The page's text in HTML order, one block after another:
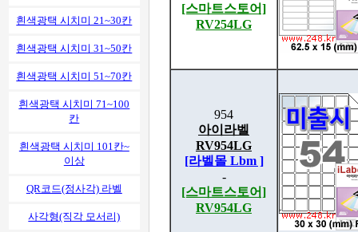
흰색광택 시치미 21~30칸
흰색광택 시치미 31~50칸
흰색광택 시치미 51~70칸
흰색광택 시치미 71~100
칸
흰색광택 시치미 101칸~
이상
QR코드(정사각) 라벨
사각형(직각 모서리)
[스마트스토어]
RV254LG
954
아이라벨
RV954LG
[라벨몰 Lbm ]
-
[스마트스토어]
RV954LG